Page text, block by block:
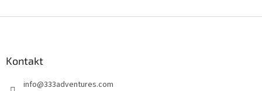
Kontakt
info@333adventures.com